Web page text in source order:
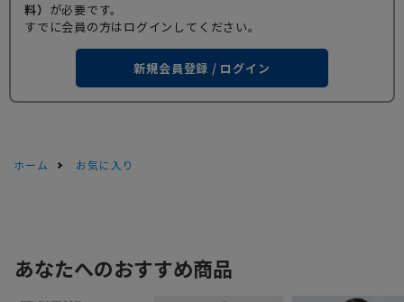
料） が必要です。
すでに会員の方はログインしてください。
新規会員登録 / ログイン
ホーム お気に入り